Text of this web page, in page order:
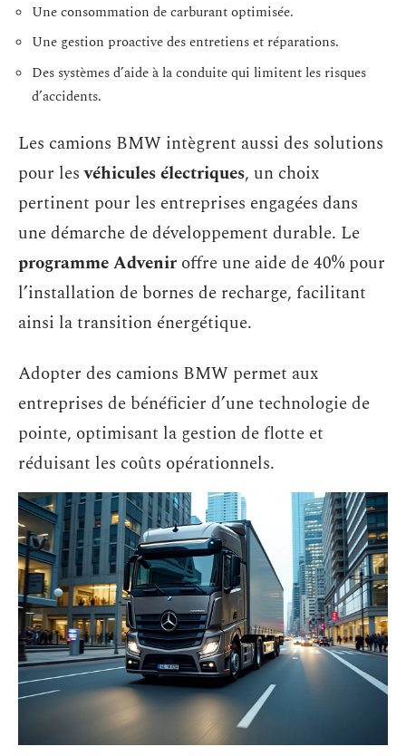
Une consommation de carburant optimisée.
Une gestion proactive des entretiens et réparations.
Des systèmes d’aide à la conduite qui limitent les risques
d’accidents.
Les camions BMW intègrent aussi des solutions
pour lesvéhicules électriques, un choix
pertinent pour les entreprises engagées dans
une démarche de développement durable. Le
programme Advenir offre une aide de 40% pour
l’installation de bornes de recharge, facilitant
ainsi la transition énergétique.
Adopter des camions BMW permet aux
entreprises de bénéficier d’une technologie de
pointe, optimisant la gestion de flotte et
réduisant les coûts opérationnels.